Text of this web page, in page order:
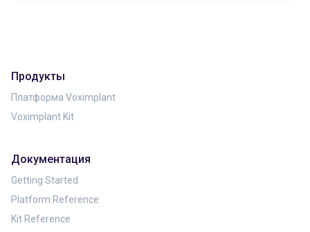
Продукты
Платформа Voximplant
Voximplant Kit
Документация
Getting Started
Platform Reference
Kit Reference